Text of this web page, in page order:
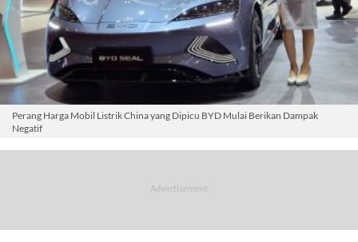
Perang Harga Mobil Listrik China yang Dipicu BYD Mulai Berikan Dampak
Negatif